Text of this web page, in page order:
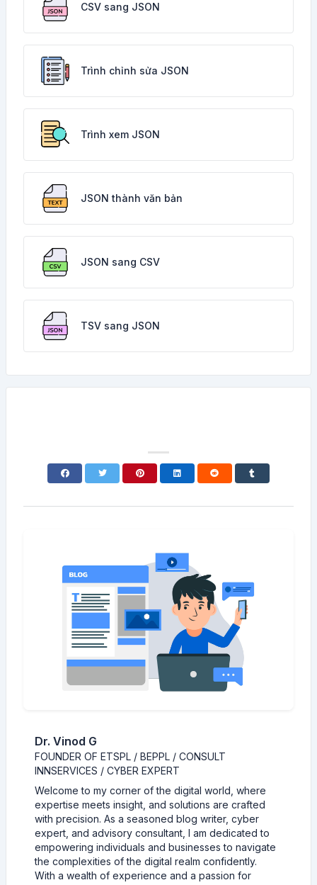
CSV sang JSON
Trình chỉnh sửa JSON
Trình xem JSON
JSON thành văn bản
JSON sang CSV
TSV sang JSON
Dr. Vinod G
FOUNDER OF ETSPL / BEPPL / CONSULT
INNSERVICES / CYBER EXPERT
Welcome to my corner of the digital world, where
expertise meets insight, and solutions are crafted
with precision. As a seasoned blog writer, cyber
expert, and advisory consultant, I am dedicated to
empowering individuals and businesses to navigate
the complexities of the digital realm confidently.
With a wealth of experience and a passion for